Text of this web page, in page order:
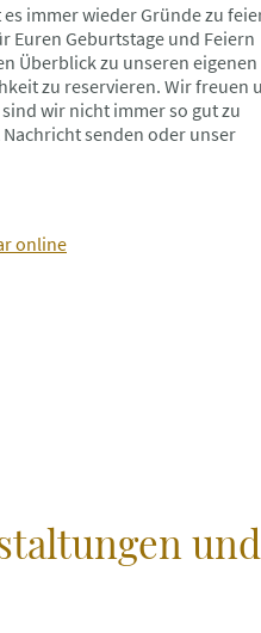
immer wieder Gründe zu
Euren Geburtstage und Feiern
Überblick zu unseren eigenen
zu reservieren. Wir freuen
wir nicht immer so gut zu
senden oder unser
online